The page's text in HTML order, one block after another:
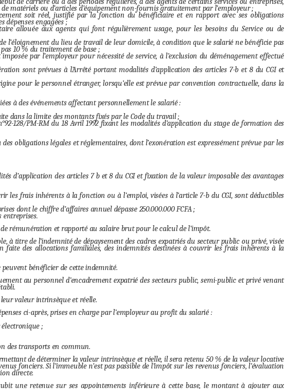
matériels ou d’articles d’équipement non-fournis gratuitement par l’employeur ;
soit réel, justifié par la fonction du bénéficiaire et en rapport avec ses obligations
engagées ;
allouée aux agents qui font régulièrement usage, pour les besoins du Service ou de
l’éloignement du lieu de travail de leur domicile, à condition que le salarié ne bénéficie pas
10 % du traitement de base ;
par l’employeur pour nécessité de service, à l’exclusion du déménagement effectué
sont prévues à l’Arrêté portant modalités d’application des articles 7-b et 8 du CGI et
pour le personnel étranger, lorsqu’elle est prévue par convention contractuelle, dans la
à des événements affectant personnellement le salarié :
dans la limite des montants fixés par le Code du travail ;
128/PM-RM du 18 Avril 1992 fixant les modalités d’application du stage de formation des
obligations légales et réglementaires, dont l’exonération est expressément prévue par les
d’application des articles 7 b et 8 du CGI et fixation de la valeur imposable des avantages
les frais inhérents à la fonction ou à l’emploi, visées à l’article 7-b du CGI, sont déductibles
dont le chiffre d’affaires annuel dépasse 250.000.000 FCFA ;
entreprises.
rémunération et rapporté au salaire brut pour le calcul de l’impôt.
à titre de l’indemnité de dépaysement des cadres expatriés du secteur public ou privé, visée
faite des allocations familiales, des indemnités destinées à couvrir les frais inhérents à la
bénéficier de cette indemnité.
au personnel d’encadrement expatrié des secteurs public, semi-public et privé venant
valeur intrinsèque et réelle.
ci-après, prises en charge par l’employeur au profit du salarié :
électronique ;
des transports en commun.
de déterminer la valeur intrinsèque et réelle, il sera retenu 50 % de la valeur locative
fonciers. Si l’immeuble n’est pas passible de l’impôt sur les revenus fonciers, l’évaluation
directe.
une retenue sur ses appointements inférieure à cette base, le montant à ajouter aux